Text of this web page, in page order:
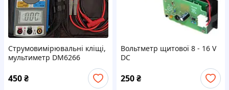
Струмовимірювальні кліщі,
мультиметр DM6266
450₴
Вольтметр щитової 8 - 16 V
DC
250₴